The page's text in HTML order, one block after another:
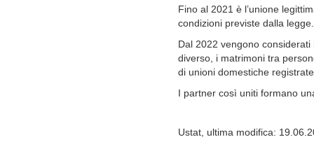
Fino al 2021 è l’unione
condizioni previste dalla legge.
Dal 2022 vengono
diverso, i matrimoni tra
di unioni domestiche
I partner così uniti formano
Ustat, ultima modifica: